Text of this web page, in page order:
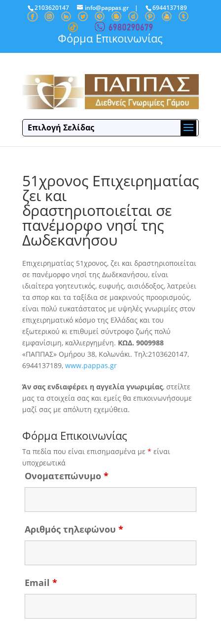
2103620147 info@pappas.gr| 6944137189
Φόρμα Επικοινωνίας
Επιλογή Σελίδας
51χρονος Επιχειρηματίας
ζει και
δραστηριοποιείται σε
πανέμορφο νησί της
Δωδεκανήσου
Επιχειρηματίας 51χρονος, ζει και δραστηριοποιείται
σε πανέμορφο νησί της Δωδεκανήσου, είναι
ιδιαίτερα γοητευτικός, ευφυής, αισιόδοξος, λατρεύει
τα σπορ και τα ταξίδια σε μακρινούς προορισμούς,
είναι πολύ ευκατάστατος με υψηλές γνωριμίες στον
επιχειρηματικό κόσμο της Ελλάδας και του
εξωτερικού κι επιθυμεί σύντροφο ζωής πολύ
εμφανίσιμη, καλλιεργημένη. ΚΩΔ. 9009988
«ΠΑΠΠΑΣ» Ομήρου 38, Κολωνάκι. Τηλ:2103620147,
6944137189, www.pappas.gr
Άν σας ενδιαφέρει η αγγελία γνωριμίας, στείλτε
μας τα στοιχεία σας και εμείς θα επικοινωνήσουμε
μαζί σας με απόλυτη εχεμύθεια.
Φόρμα Επικοινωνίας
Τα πεδία που είναι επισημασμένα με * είναι
υποχρεωτικά
Ονοματεπώνυμο *
Αριθμός τηλεφώνου *
Email *